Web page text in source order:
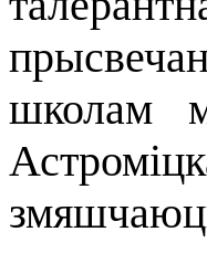
школам